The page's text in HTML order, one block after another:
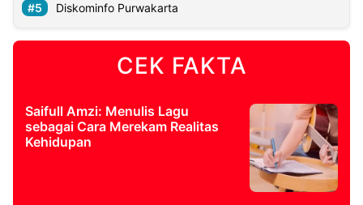
Diskominfo Purwakarta
CEK FAKTA
Saifull Amzi: Menulis Lagu
sebagai Cara Merekam Realitas
Kehidupan